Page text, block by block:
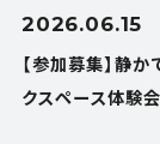
2026.06.15
【参加募集】静
クスペース体験